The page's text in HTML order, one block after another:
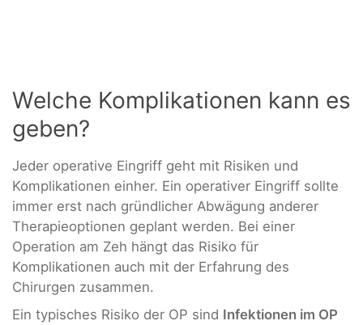
Welche Komplikationen kann es
geben?
Jeder operative Eingriff geht mit Risiken und
Komplikationen einher. Ein operativer Eingriff sollte
immer erst nach gründlicher Abwägung anderer
Therapieoptionen geplant werden. Bei einer
Operation am Zeh hängt das Risiko für
Komplikationen auch mit der Erfahrung des
Chirurgen zusammen.
Ein typisches Risiko der OP sind Infektionen im OP